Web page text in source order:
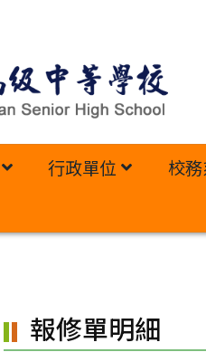
行政單位 校
報修單明細